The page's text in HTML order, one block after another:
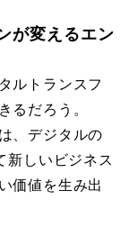
が変えるエン
ルトランスフ
るだろう。
、デジタルの
新しいビジネス
価値を生み出